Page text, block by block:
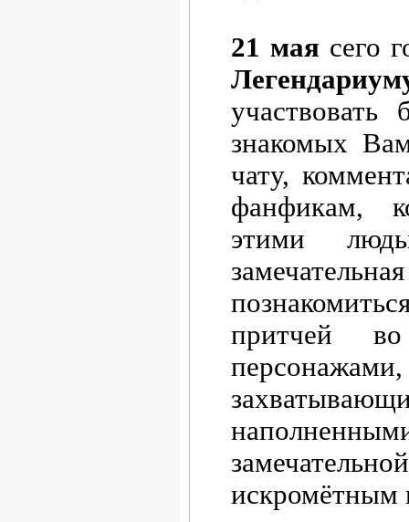
21 мая сего
участвовать
знакомых
чату,
фанфикам,
этими
притчей